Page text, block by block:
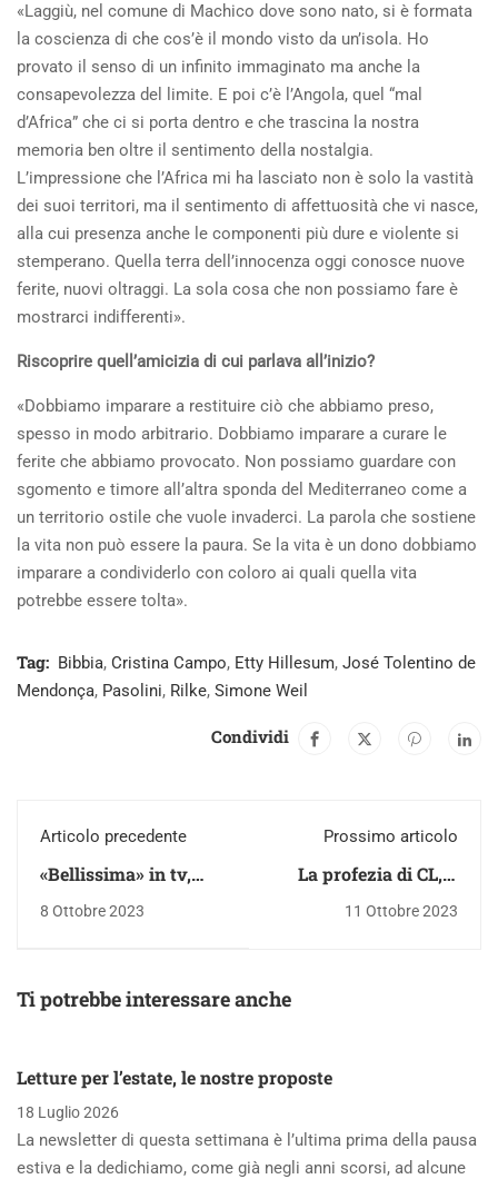
«Laggiù, nel comune di Machico dove sono nato, si è formata
la coscienza di che cos’è il mondo visto da un’isola. Ho
provato il senso di un infinito immaginato ma anche la
consapevolezza del limite. E poi c’è l’Angola, quel “mal
d’Africa” che ci si porta dentro e che trascina la nostra
memoria ben oltre il sentimento della nostalgia.
L’impressione che l’Africa mi ha lasciato non è solo la vastità
dei suoi territori, ma il sentimento di affettuosità che vi nasce,
alla cui presenza anche le componenti più dure e violente si
stemperano. Quella terra dell’innocenza oggi conosce nuove
ferite, nuovi oltraggi. La sola cosa che non possiamo fare è
mostrarci indifferenti».
Riscoprire quell’amicizia di cui parlava all’inizio?
«Dobbiamo imparare a restituire ciò che abbiamo preso,
spesso in modo arbitrario. Dobbiamo imparare a curare le
ferite che abbiamo provocato. Non possiamo guardare con
sgomento e timore all’altra sponda del Mediterraneo come a
un territorio ostile che vuole invaderci. La parola che sostiene
la vita non può essere la paura. Se la vita è un dono dobbiamo
imparare a condividerlo con coloro ai quali quella vita
potrebbe essere tolta».
Tag: Bibbia, Cristina Campo, Etty Hillesum, José Tolentino de
Mendonça, Pasolini, Rilke, Simone Weil
Condividi
Articolo precedente
«Bellissima» in tv,
allora
8 Ottobre 2023
Prossimo articolo
La profezia di CL, il
libro di Marco
11 Ottobre 2023
Ti potrebbe interessare anche
Letture per l’estate, le nostre proposte
18 Luglio 2026
La newsletter di questa settimana è l’ultima prima della pausa
estiva e la dedichiamo, come già negli anni scorsi, ad alcune